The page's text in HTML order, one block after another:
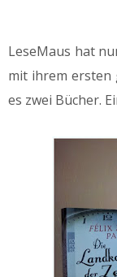
LeseMaus hat
mit ihrem ersten
es zwei Bücher.